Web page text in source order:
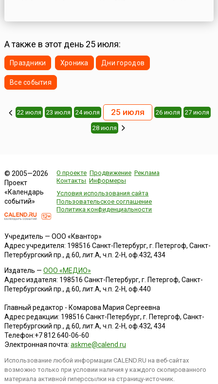
А также в этот день 25 июля:
Праздники Хроника Дни городов
Все события
22 июля 23 июля 24 июля 25 июля 26 июля 27 июля
28 июля
© 2005—2026
Проект
«Календарь
событий»
О проекте Продвижение Реклама
Контакты Информеры
Условия использования сайта
Пользовательское соглашение
Политика конфиденциальности
Учредитель — ООО «Квантор»
Адрес учредителя: 198516 Санкт-Петербург, г. Петергоф, Санкт-
Петербургский пр., д.60, лит.А, ч.п. 2-Н, оф.432, 434
Издатель — ООО «МЕДИО»
Адрес издателя: 198516 Санкт-Петербург, г. Петергоф, Санкт-
Петербургский пр., д.60, лит.А, ч.п. 2-Н, оф.440
Главный редактор - Комарова Мария Сергеевна
Адрес редакции: 198516 Санкт-Петербург, г. Петергоф, Санкт-
Петербургский пр., д.60, лит.А, ч.п. 2-Н, оф.432, 434
Телефон:+7 812 640-06-60
Электронная почта: askme@calend.ru
Использование любой информации CALEND.RU на веб-сайтах
возможно только при условии наличия у каждого скопированного
материала активной гиперссылки на страницу-источник.